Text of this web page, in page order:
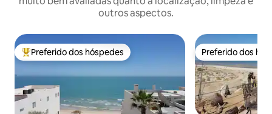
outros aspectos.
Entre os melhores preferidos dos hóspedes
Preferido dos hóspedes Preferido dos
Preferido dos